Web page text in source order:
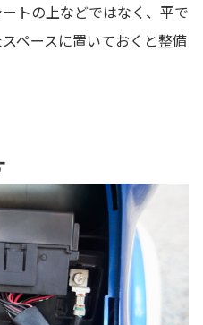
トの上などではなく、平で
ペースに置いておくと整備